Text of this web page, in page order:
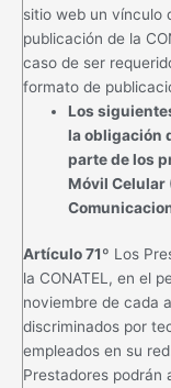
sitio web un vínculo
publicación de la
caso de ser
formato de
Los
la obligación
parte de los
Móvil Celular
Artículo 71º Los
la CONATEL, en el
noviembre de cada
discriminados por
empleados en su
Prestadores podrán